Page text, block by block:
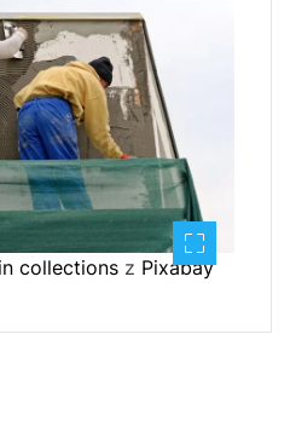
collections z Pixabay